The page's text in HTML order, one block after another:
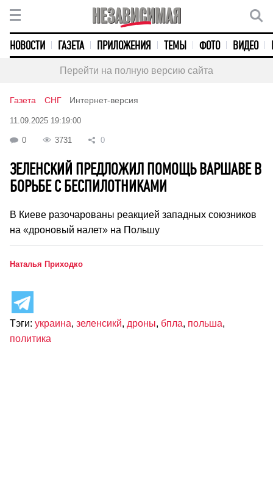
НОВОСТИ ГАЗЕТА ПРИЛОЖЕНИЯ ТЕМЫ ФОТО ВИДЕО
Перейти на полную версию сайта
Газета СНГ Интернет-версия
11.09.2025 19:19:00
0 3731 0
ЗЕЛЕНСКИЙ ПРЕДЛОЖИЛ ПОМОЩЬ ВАРШАВЕ В
БОРЬБЕ С БЕСПИЛОТНИКАМИ
В Киеве разочарованы реакцией западных союзников
на «дроновый налет» на Польшу
Наталья Приходко
Тэги: украина, зеленсикй, дроны, бпла, польша,
политика